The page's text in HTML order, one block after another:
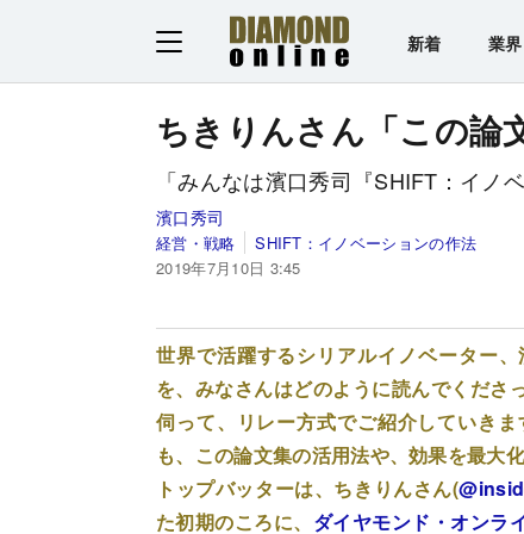
新着 業界
ちきりんさん「この論
「みんなは濱口秀司『SHIFT：イノ
濱口秀司
経営・戦略
SHIFT：イノベーションの作法
2019年7月10日 3:45
世界で活躍するシリアルイノベーター
を、みなさんはどのように読んでくださ
伺って、リレー方式でご紹介していき
も、この論文集の活用法や、効果を最大
トップバッターは、ちきりんさん(
た初期のころに、 ダイヤモンド・オンラ